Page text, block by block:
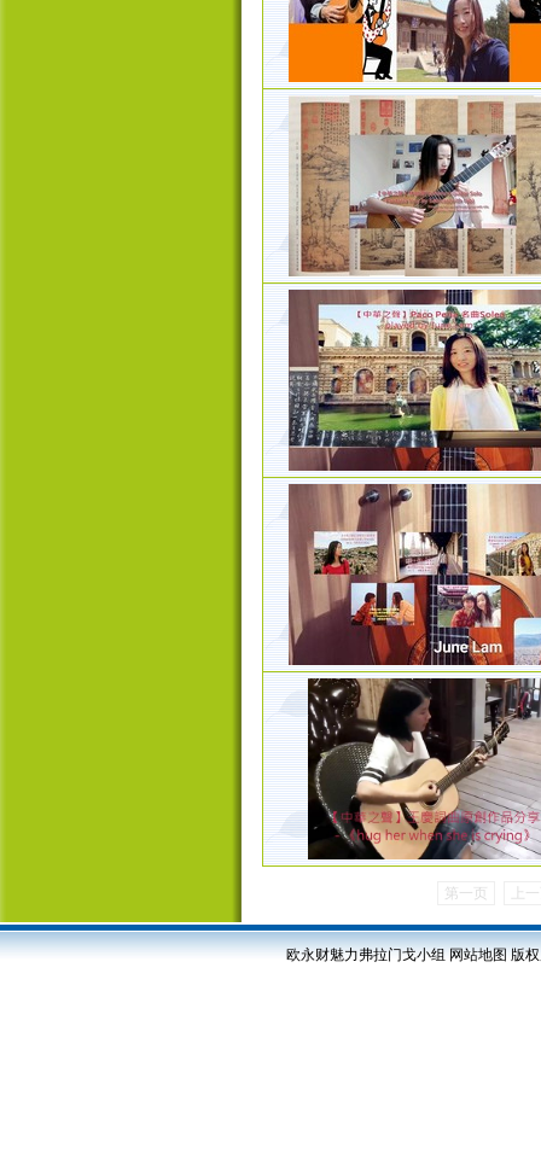
第一页 上
欧永财魅力弗拉门戈小组 网站地图 版